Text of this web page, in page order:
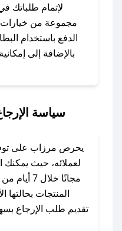
الرسائل الخاصة
وسنقوم بحل
في حال عدم توفر
للحصول على
لإتمام طلباتك
مجموعة من خيارات
الدفع باستخدام
سياسة
يحرص مرزاب على
لعملائه، حيث يمكنك
مجانًا
المنتجات
تقديم طلب الإرجاع